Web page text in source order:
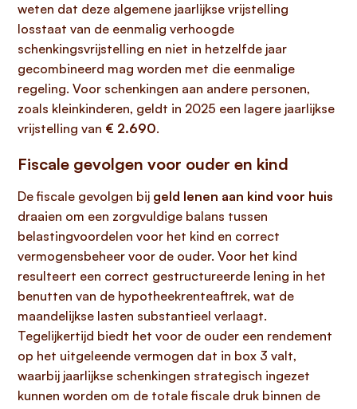
weten dat deze algemene jaarlijkse vrijstelling
losstaat van de eenmalig verhoogde
schenkingsvrijstelling en niet in hetzelfde jaar
gecombineerd mag worden met die eenmalige
regeling. Voor schenkingen aan andere personen,
zoals kleinkinderen, geldt in 2025 een lagere jaarlijkse
vrijstelling van € 2.690.
Fiscale gevolgen voor ouder en kind
De fiscale gevolgen bij geld lenen aan kind voor huis
draaien om een zorgvuldige balans tussen
belastingvoordelen voor het kind en correct
vermogensbeheer voor de ouder. Voor het kind
resulteert een correct gestructureerde lening in het
benutten van de hypotheekrenteaftrek, wat de
maandelijkse lasten substantieel verlaagt.
Tegelijkertijd biedt het voor de ouder een rendement
op het uitgeleende vermogen dat in box 3 valt,
waarbij jaarlijkse schenkingen strategisch ingezet
kunnen worden om de totale fiscale druk binnen de